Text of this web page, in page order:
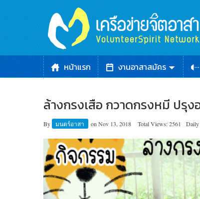
หน้าแรก งานอาสาสมัคร
ล้างกรงเสือ กวาดกรงหมี ปรุ
By มนตร์อาสา on Nov 13, 2018 Total Views: 2561 Daily